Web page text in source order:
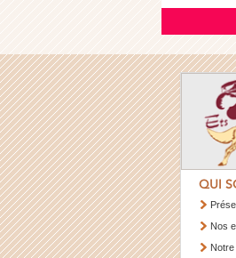
QUI
Nos